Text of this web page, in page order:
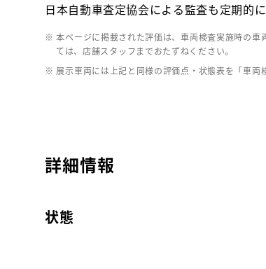
日本自動車査定協会による監査も定期的に
※ 本ページに掲載された評価は、車両検査実施時の車
ては、店舗スタッフまでおたずねください。
※ 展示車両には上記と同様の評価点・状態表を「車両
詳細情報
状態